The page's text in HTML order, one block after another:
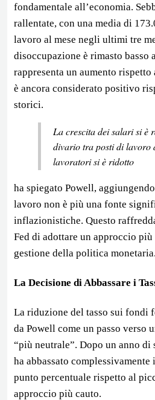
fondamentale all’economia.
rallentate, con una media di
lavoro al mese negli ultimi tre
disoccupazione è rimasto basso
rappresenta un aumento rispetto
è ancora considerato positivo
storici.
La crescita dei salari si è
divario tra posti di lavoro
lavoratori si è ridotto
ha spiegato Powell,
lavoro non è più una fonte
inflazionistiche. Questo
Fed di adottare un approccio
gestione della politica monetaria.
La Decisione di Abbassare i
La riduzione del tasso sui fondi
da Powell come un passo verso
“più neutrale”. Dopo un anno di
ha abbassato
punto percentuale rispetto al
approccio più cauto.